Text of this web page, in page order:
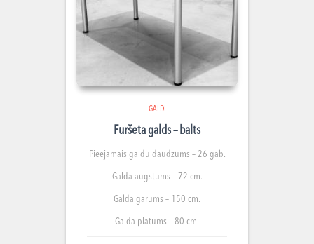
GALDI
Furšeta galds – balts
Pieejamais galdu daudzums – 26 gab.
Galda augstums – 72 cm.
Galda garums – 150 cm.
Galda platums – 80 cm.